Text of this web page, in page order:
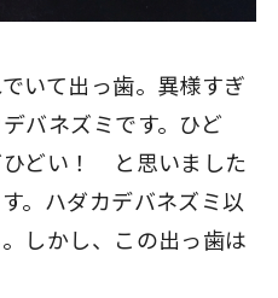
いて出っ歯。異様すぎ
バネズミです。ひど
どい！ と思いました
。ハダカデバネズミ以
しかし、この出っ歯は